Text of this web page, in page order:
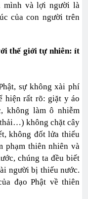
mình và lợi người là
của con người trên
thế giới tự nhiên: ít
sự không xài phí
hiện rất rõ: giặt y áo
không làm ô nhiễm
không chặt cây
không đốt lửa thiếu
phạm thiên nhiên và
chúng ta đều biết
người bị thiếu nước.
đạo Phật về thiên